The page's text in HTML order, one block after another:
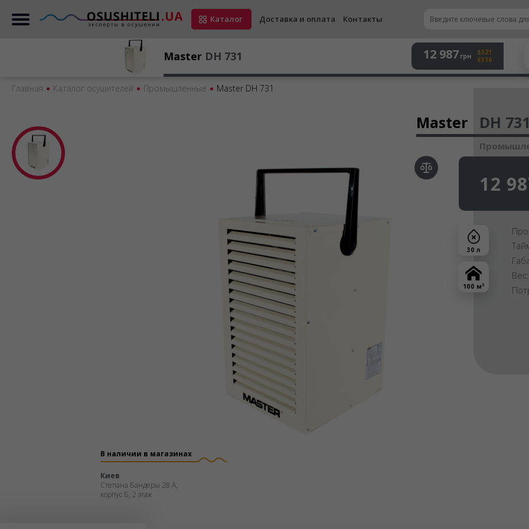
Каталог Доставка и оплата Контакты
Главная Каталог осушителей Промышленные Master DH 731
Master DH 731 12 987 грн
$321
€316
30 л
100 м3
Master DH 731
12
Вес:
В наличии в магазинах
Киев
Степана Бандеры 28 А,
корпус Б, 2 этаж